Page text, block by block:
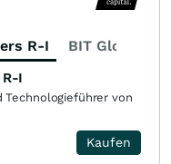
R-I BIT Global
I
Technologieführer von
Kaufen